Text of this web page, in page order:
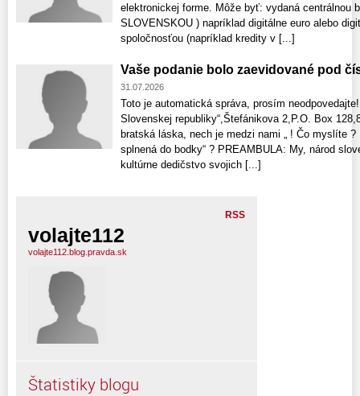
elektronickej forme. Môže byť: vydaná centrálnou
SLOVENSKOU ) napríklad digitálne euro alebo
spoločnosťou (napríklad kredity v [...]
Vaše podanie bolo zaevidované pod
31.07.2026
Toto je automatická správa, prosím
Slovenskej republiky“,Štefánikova 2,P.O. Box
bratská láska, nech je medzi nami „ ! Čo myslíte
splnená do bodky“ ? PREAMBULA: My, národ
kultúrne dedičstvo svojich [...]
RSS
volajte112
volajte112.blog.pravda.sk
Štatistiky blogu